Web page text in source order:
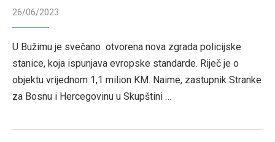
26/06/2023
U Bužimu je svečano otvorena nova zgrada policijske
stanice, koja ispunjava evropske standarde. Riječ je o
objektu vrijednom 1,1 milion KM. Naime, zastupnik Stranke
za Bosnu i Hercegovinu u Skupštini …